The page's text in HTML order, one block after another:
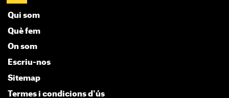
Qui som
Què fem
On som
Escriu-nos
Sitemap
Termes i condicions d'ús